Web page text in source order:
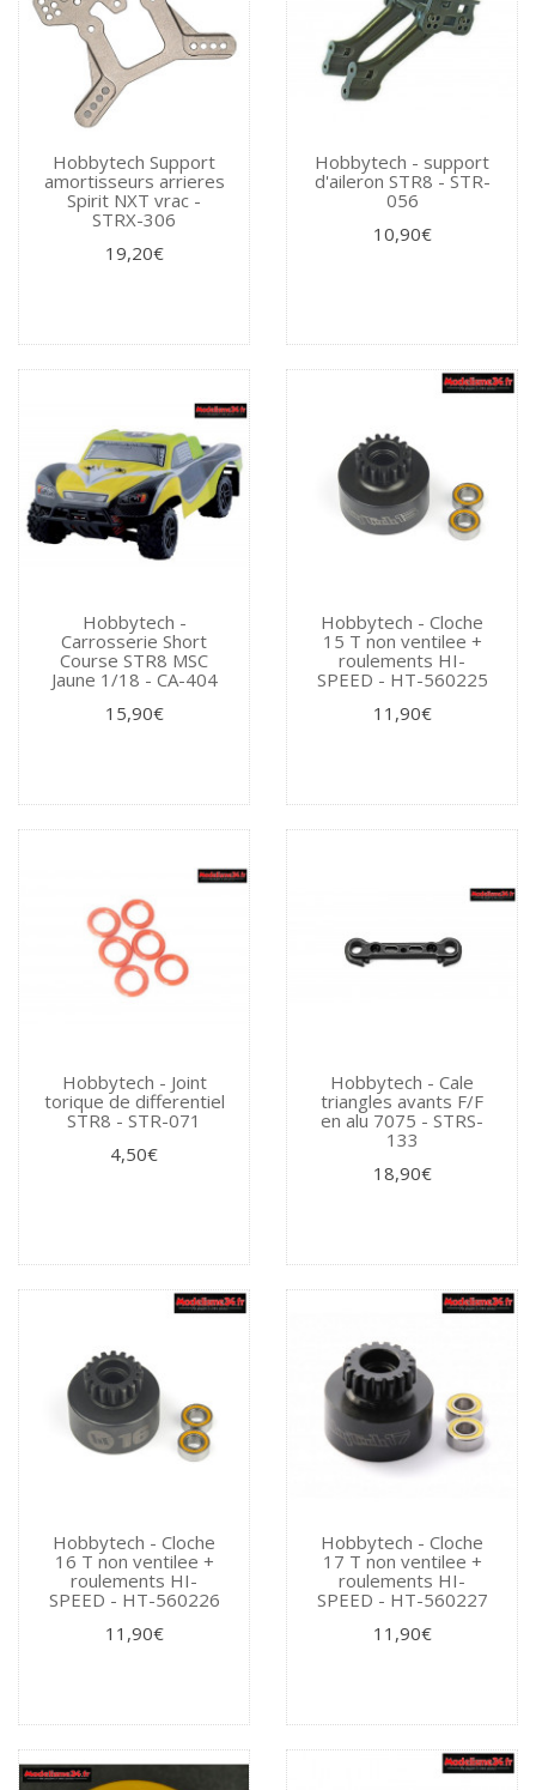
Hobbytech Support
amortisseurs arrieres
Spirit NXT vrac -
STRX-306
19,20€
Hobbytech - support
d'aileron STR8 - STR-
056
10,90€
Hobbytech -
Carrosserie Short
Course STR8 MSC
Jaune 1/18 - CA-404
15,90€
Hobbytech - Cloche
15 T non ventilee +
roulements HI-
SPEED - HT-560225
11,90€
Hobbytech - Joint
torique de differentiel
STR8 - STR-071
4,50€
Hobbytech - Cale
triangles avants F/F
en alu 7075 - STRS-
133
18,90€
Hobbytech - Cloche
16 T non ventilee +
roulements HI-
SPEED - HT-560226
11,90€
Hobbytech - Cloche
17 T non ventilee +
roulements HI-
SPEED - HT-560227
11,90€